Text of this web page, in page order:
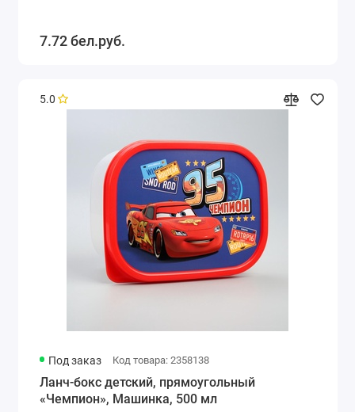
7.72 бел.руб.
5.0
Под заказ Код товара: 2358138
Ланч-бокс детский, прямоугольный
«Чемпион», Машинка, 500 мл